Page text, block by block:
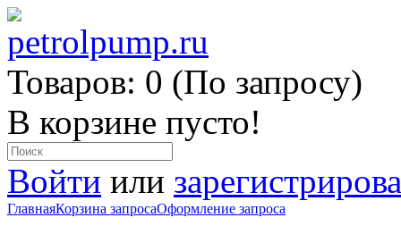
Товаров: 0 (По запросу)
В корзине пусто!
Войти или
ГлавнаяКорзина запросаОформление запроса